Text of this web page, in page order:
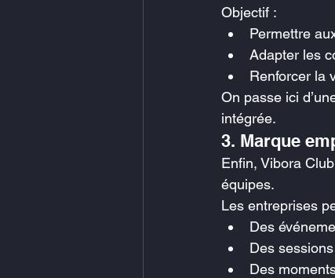
Objectif :
Permettre
Adapter les
Renforcer la
On passe ici
intégrée.
3. Marque
Enfin, Vibora
équipes.
Les entreprises
Des
Des
Des